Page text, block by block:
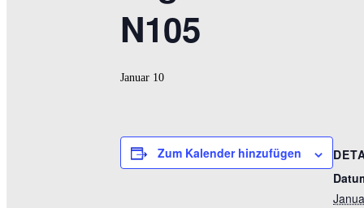
N105
Januar 10
Zum Kalender hinzufügen